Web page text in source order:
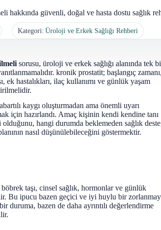
hakkında güvenli, doğal ve hasta dostu sağlık
Kategori: Üroloji ve Erkek Sağlığı Rehberi
sorusu, üroloji ve erkek sağlığı alanında tek
kronik prostatit; başlangıç zamanı,
ek hastalıkları, ilaç kullanımı ve günlük yaşam
kaygı oluşturmadan ama önemli uyarı
için hazırlandı. Amaç kişinin kendi kendine tanı
hangi durumda beklemeden sağlık
nasıl düşünülebileceğini göstermektir.
taşı, cinsel sağlık, hormonlar ve günlük
Bu ipucu bazen geçici ve iyi huylu bir
duruma, bazen de daha ayrıntılı değerlendirme